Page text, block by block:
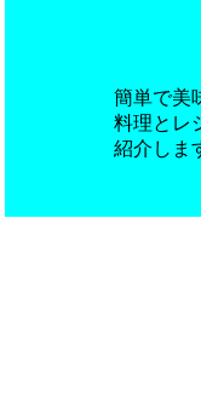
簡単で美
料理とレ
紹介しま